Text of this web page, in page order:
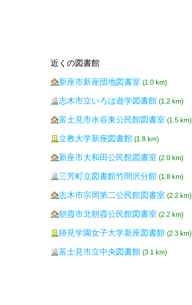
近くの図書館
新座市新座団地図書室 (1.0 km)
志木市立いろは遊学図書館 (1.2 km)
富士見市水谷東公民館図書室 (1.5 km)
立教大学新座図書館 (1.8 km)
新座市大和田公民館図書室 (2.0 km)
三芳町立図書館竹間沢分館 (1.8 km)
志木市宗岡第二公民館図書室 (2.2 km)
朝霞市北朝霞公民館図書室 (2.2 km)
跡見学園女子大学新座図書館 (2.3 km)
富士見市立中央図書館 (3.1 km)